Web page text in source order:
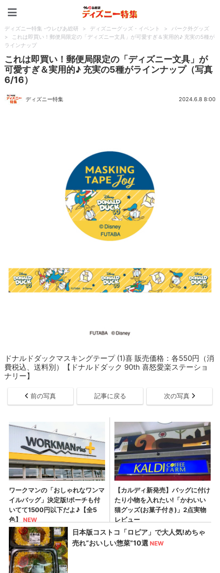
ディズニー特集 -ウレぴあ総研 > ディズニーグッズ・イベント >
パーク外グッズ
>
これは即買い！郵便局限定の「ディズニー文具」が可愛すぎ＆実用的♪ 充実の5種が
ラインナップ
これは即買い！郵便局限定の「ディズニー文具」が
可愛すぎ＆実用的♪ 充実の5種がラインナップ（写真
6/16）
ディズニー特集 2024.6.8 8:00
ドナルドダックマスキングテープ (1)喜 販売価格：各550円（消
費税込、送料別）【ドナルドダック 90th 喜怒愛楽ステーショ
ナリー】
前の写真 記事に戻る 次の写真